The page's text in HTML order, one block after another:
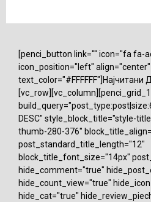
[penci_button link="" icon="fa fa-
icon_position="left"
[vc_row][vc_column][penci_grid_1
DESC" style_block_title="style-
thumb-280-376"
post_standard_title_length="12"
block_title_font_size="14px"
hide_comment="true"
hide_count_view="true"
hide_cat="true"